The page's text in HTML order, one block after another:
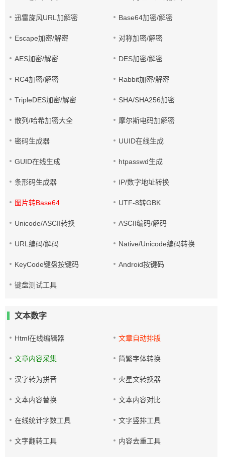
迅雷旋风URL加解密 Base64加密/解密
Escape加密/解密 对称加密/解密
AES加密/解密 DES加密/解密
RC4加密/解密 Rabbit加密/解密
TripleDES加密/解密 SHA/SHA256加密
散列/哈希加密大全 摩尔斯电码加解密
密码生成器 UUID在线生成
GUID在线生成 htpasswd生成
条形码生成器 IP/数字地址转换
图片转Base64 UTF-8转GBK
Unicode/ASCII转换 ASCII编码/解码
URL编码/解码 Native/Unicode编码转换
KeyCode键盘按键码 Android按键码
键盘测试工具
文本数字
Html在线编辑器 文章自动排版
文章内容采集 简繁字体转换
汉字转为拼音 火星文转换器
文本内容替换 文本内容对比
在线统计字数工具 文字竖排工具
文字翻转工具 内容去重工具